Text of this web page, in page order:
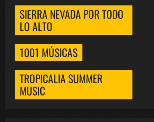
SIERRA NEVADA POR TODO
LO ALTO
1001 MÚSICAS
TROPICALIA SUMMER
MUSIC